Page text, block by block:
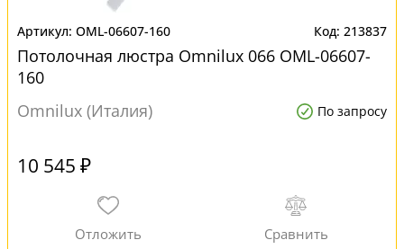
OML-06607-160 213837
Потолочная люстра Omnilux 066 OML-06607-
160
Omnilux (Италия)
По запросу
10 545 ₽